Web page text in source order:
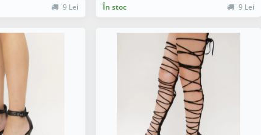
9 Lei În stoc 9 Lei